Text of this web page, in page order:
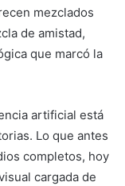
mezclados
de amistad,
que marcó la
artificial está
Lo que antes
completos, hoy
cargada de